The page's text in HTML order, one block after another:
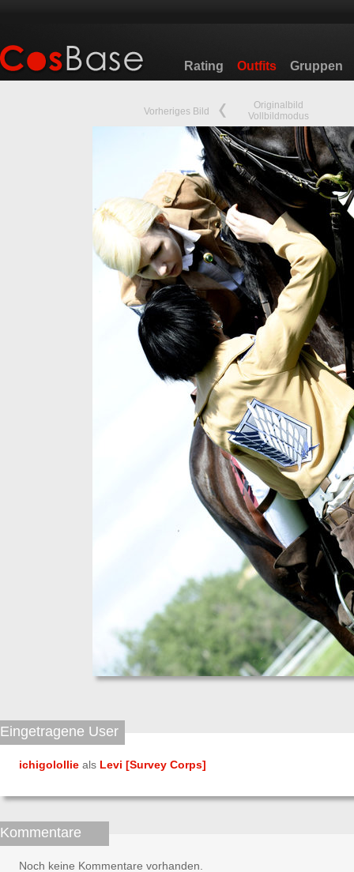
Rating Outfits Gruppen
Vorheriges Bild
Originalbild
Vollbildmodus
Eingetragene User
ichigolollie als Levi [Survey Corps]
Kommentare
Noch keine Kommentare vorhanden.